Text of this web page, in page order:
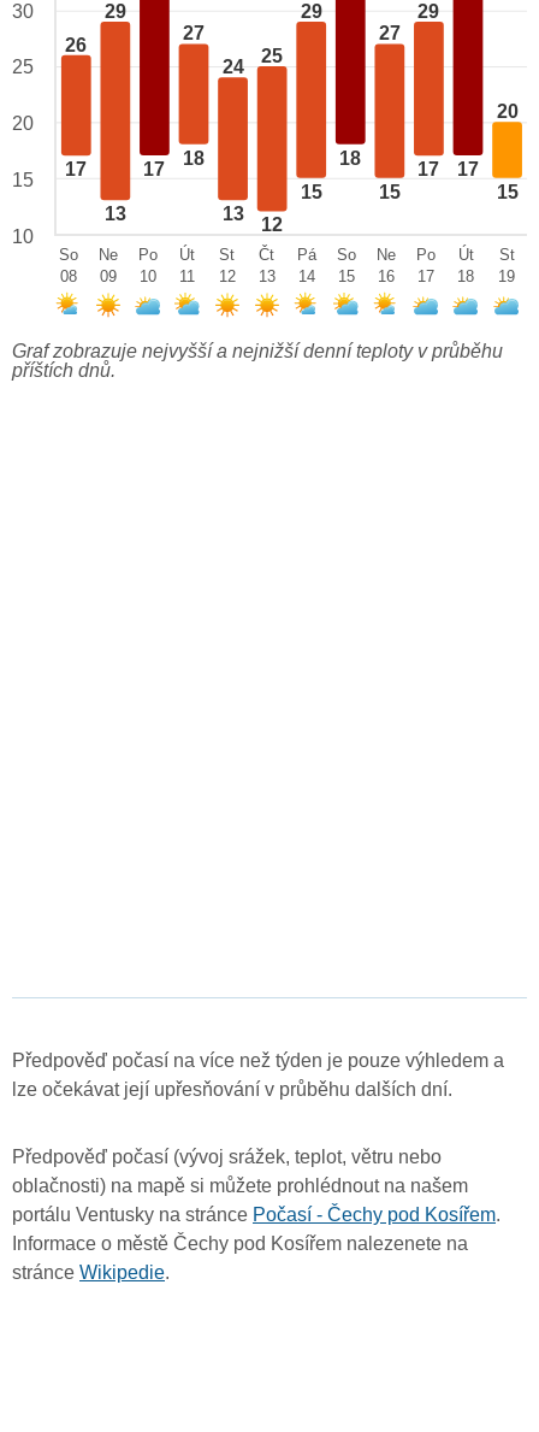
26
17
29
13
17
27
18
24
13
25
12
29
15
18
27
15
29
17 17
20
15
30
25
20
15
10
So
08
Ne
09
Po
10
Út
11
St
12
Čt
13
Pá
14
So
15
Ne
16
Po
17
Út
18
St
19
Graf zobrazuje nejvyšší a nejnižší denní teploty v průběhu
příštích dnů.
Předpověď počasí na více než týden je pouze výhledem a
lze očekávat její upřesňování v průběhu dalších dní.
Předpověď počasí (vývoj srážek, teplot, větru nebo
oblačnosti) na mapě si můžete prohlédnout na našem
portálu Ventusky na stránce Počasí - Čechy pod Kosířem.
Informace o městě Čechy pod Kosířem nalezenete na
stránce Wikipedie.